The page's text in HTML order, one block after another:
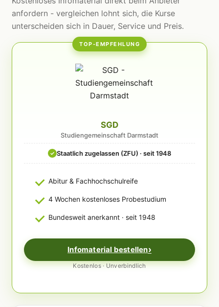
anfordern - vergleichen lohnt sich, die Kurse
unterscheiden sich in Dauer, Service und Preis.
TOP-EMPFEHLUNG
SGD
Studiengemeinschaft Darmstadt
✓ Staatlich zugelassen (ZFU) · seit 1948
Abitur & Fachhochschulreife
4 Wochen kostenloses Probestudium
Bundesweit anerkannt · seit 1948
Infomaterial bestellen
Kostenlos · Unverbindlich